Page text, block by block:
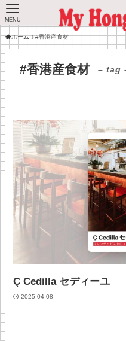
MENU
ホーム #香港産食材
#香港産食材 – tag
Ç Cedilla セディーユ
2025-04-08